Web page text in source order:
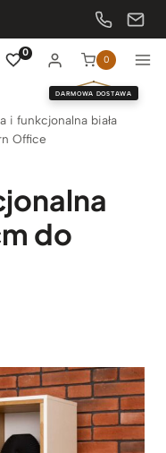
0
0
DARMOWA DOSTAWA
i funkcjonalna biała
Office
do